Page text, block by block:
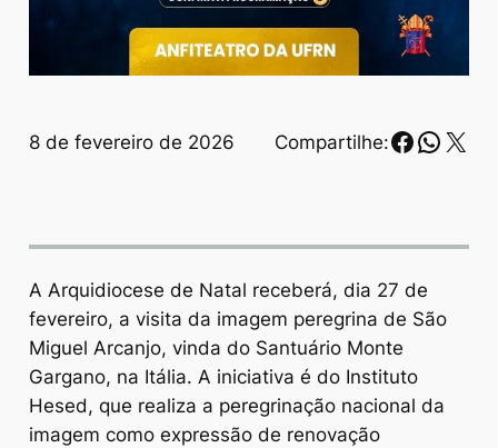
8 de fevereiro de 2026 Compartilhe: X
A Arquidiocese de Natal receberá, dia 27 de
fevereiro, a visita da imagem peregrina de São
Miguel Arcanjo, vinda do Santuário Monte
Gargano, na Itália. A iniciativa é do Instituto
Hesed, que realiza a peregrinação nacional da
imagem como expressão de renovação